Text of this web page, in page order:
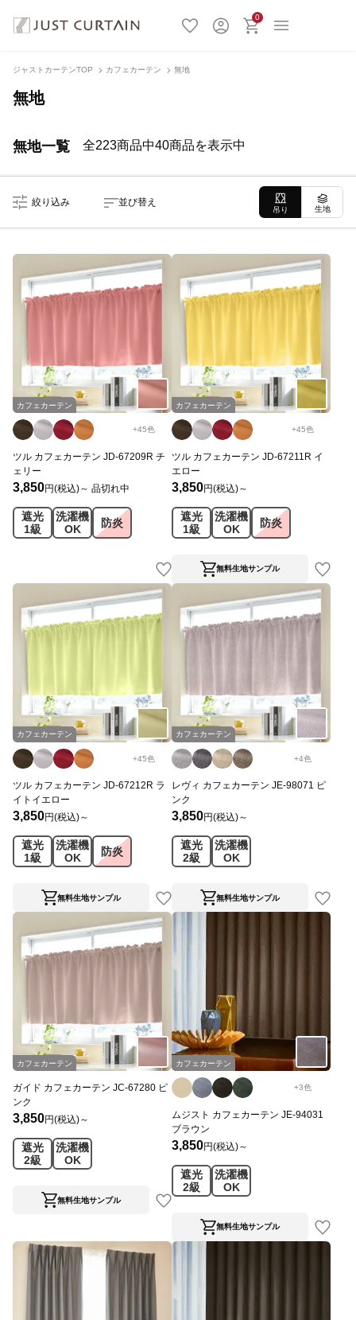
0
ジャストカーテンTOP カフェカーテン 無地
無地
無地一覧 全223商品中40商品を表示中
絞り込み 並び替え
吊り 生地
カフェカーテン
+45色
ツル カフェカーテン JD-67209R チ
ェリー
3,850円(税込)～ 品切れ中
遮光
1級
洗濯機
OK
防炎
カフェカーテン
+45色
ツル カフェカーテン JD-67211R イ
エロー
3,850円(税込)～
遮光
1級
洗濯機
OK
防炎
無料生地サンプル
カフェカーテン
+45色
ツル カフェカーテン JD-67212R ラ
イトイエロー
3,850円(税込)～
遮光
1級
洗濯機
OK
防炎
無料生地サンプル
カフェカーテン
+4色
レヴィ カフェカーテン JE-98071 ピ
ンク
3,850円(税込)～
遮光
2級
洗濯機
OK
無料生地サンプル
カフェカーテン
ガイド カフェカーテン JC-67280 ピ
ンク
3,850円(税込)～
遮光
2級
洗濯機
OK
無料生地サンプル
カフェカーテン
+3色
ムジスト カフェカーテン JE-94031
ブラウン
3,850円(税込)～
遮光
2級
洗濯機
OK
無料生地サンプル